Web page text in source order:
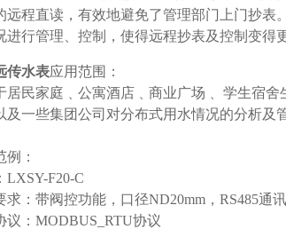
远程直读，有效地避免了管理部门上门抄表
进行管理、控制，使得远程抄表及控制变得
传水表应用范围：
居民家庭﹑公寓酒店﹑商业广场﹑ 学生宿
及一些集团公司对分布式用水情况的分析及
例：
LXSY-F20-C
求：带阀控功能，口径ND20mm，RS485通
议：MODBUS_RTU协议